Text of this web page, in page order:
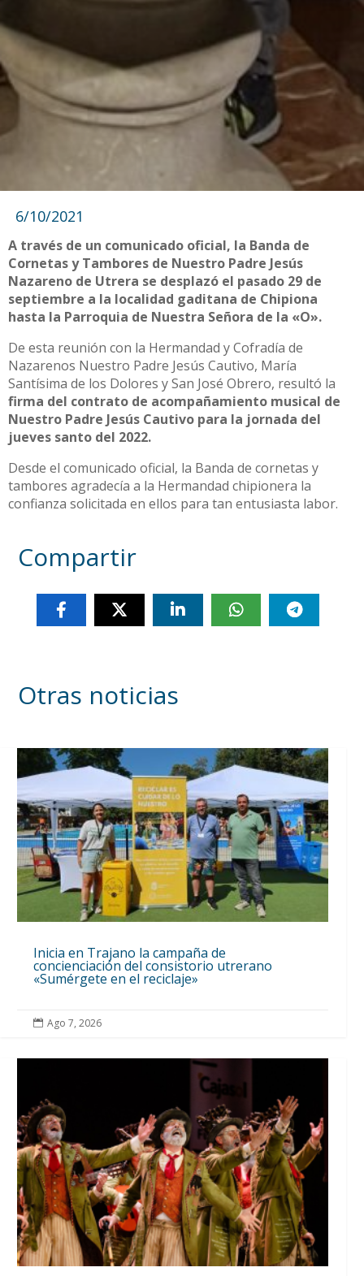
6/10/2021
A través de un comunicado oficial, la Banda de
Cornetas y Tambores de Nuestro Padre Jesús
Nazareno de Utrera se desplazó el pasado 29 de
septiembre a la localidad gaditana de Chipiona
hasta la Parroquia de Nuestra Señora de la «O».
De esta reunión con la Hermandad y Cofradía de
Nazarenos Nuestro Padre Jesús Cautivo, María
Santísima de los Dolores y San José Obrero, resultó la
firma del contrato de acompañamiento musical de
Nuestro Padre Jesús Cautivo para la jornada del
jueves santo del 2022.
Desde el comunicado oficial, la Banda de cornetas y
tambores agradecía a la Hermandad chipionera la
confianza solicitada en ellos para tan entusiasta labor.
Compartir
Otras noticias
Inicia en Trajano la campaña de
concienciación del consistorio utrerano
«Sumérgete en el reciclaje»
 Ago 7, 2026